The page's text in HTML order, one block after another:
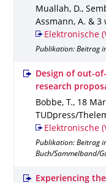
Muallah, D.,
Assmann, A. & 3
Elektronische
Publikation: Beitrag
Design of out-
research
Bobbe, T., 18
TUDpress/
Elektronische
Publikation: Beitrag
Buch/Sammelband/
Experiencing